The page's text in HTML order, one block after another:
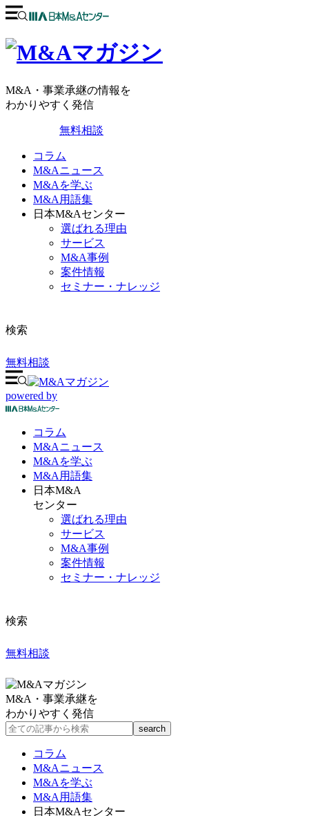
M&A・事業承継の情報を
わかりやすく発信
無料相談
コラム
M&Aニュース
M&Aを学ぶ
M&A用語集
日本M&Aセンター
選ばれる理由
サービス
M&A事例
案件情報
セミナー・ナレッジ
検索
無料相談
powered by
コラム
M&Aニュース
M&Aを学ぶ
M&A 用語集
日本M&A
センター
選ばれる理由
サービス
M&A事例
案件情報
セミナー・ナレッジ
検索
無料相談
M&A・事業承継を
わかりやすく発信
コラム
M&Aニュース
M&Aを学ぶ
M&A用語集
日本M&Aセンター